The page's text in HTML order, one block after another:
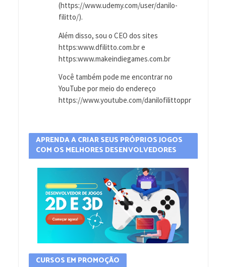
(https://www.udemy.com/user/danilo-
filitto/).
Além disso, sou o CEO dos sites
https:www.dfilitto.com.br e
https:www.makeindiegames.com.br
Você também pode me encontrar no
YouTube por meio do endereço
https://www.youtube.com/danilofilittoppr
APRENDA A CRIAR SEUS PRÓPRIOS JOGOS
COM OS MELHORES DESENVOLVEDORES
CURSOS EM PROMOÇÃO